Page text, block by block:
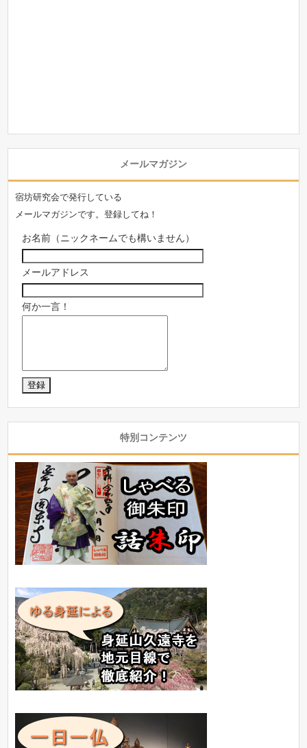
メールマガジン
宿坊研究会で発行している
メールマガジンです。登録してね！
お名前（ニックネームでも構いません）
メールアドレス
何か一言！
特別コンテンツ